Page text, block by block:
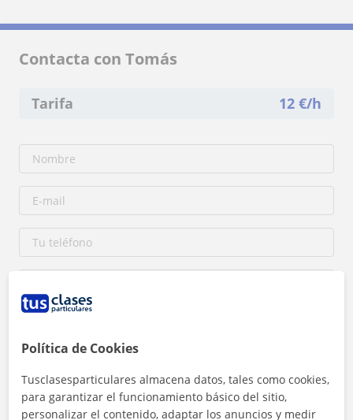
Contacta con Tomás
Tarifa 12 €/h
Política de Cookies
Tusclasesparticulares almacena datos, tales como cookies,
para garantizar el funcionamiento básico del sitio,
personalizar el contenido, adaptar los anuncios y medir